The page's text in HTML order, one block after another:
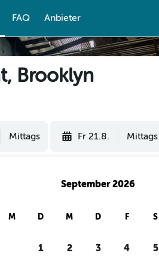
FAQ Anbieter
Brooklyn
Mittags Fr 21.8. Mittags
September 2026
M D M D F S
1 2 3 4 5